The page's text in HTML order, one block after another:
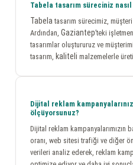
Tabela tasarım süreciniz
Tabela tasarım sürecimiz,
Ardından, Gaziantep’teki
tasarımlar oluştururuz ve
tasarım, kaliteli malzemelerle
Dijital reklam
ölçüyorsunuz?
Dijital reklam kampanyalarımızın
oranı, web sitesi trafiği ve diğer
verileri analiz ederek, reklam